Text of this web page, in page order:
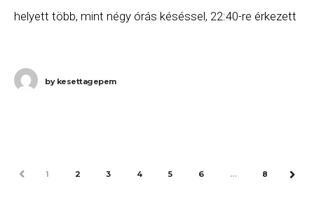
helyett több, mint négy órás késéssel, 22:40-re érkezett
bykesettagepem
PREV1 2 3 4 5 6 … 8 NEXT